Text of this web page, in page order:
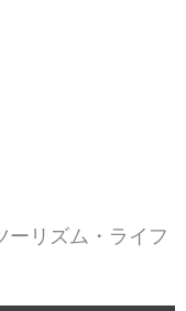
ーリズム・ライフ